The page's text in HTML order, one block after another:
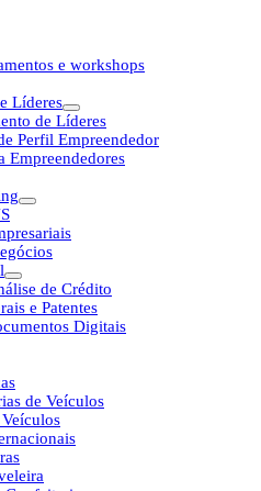
e workshops
Líderes
de Líderes
Perfil Empreendedor
Empreendedores
de Crédito
e Patentes
Digitais
de Veículos